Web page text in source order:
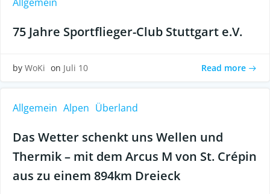
75 Jahre Sportflieger-Club Stuttgart e.V.
by WoKi on Juli 10 Read more
Allgemein Alpen Überland
Das Wetter schenkt uns Wellen und
Thermik – mit dem Arcus M von St. Crépin
aus zu einem 894km Dreieck